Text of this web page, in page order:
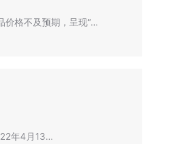
价格不及预期，呈现“…
年4月13…